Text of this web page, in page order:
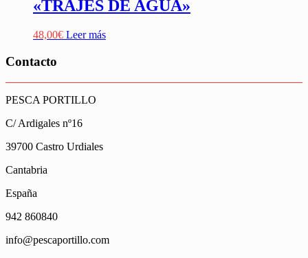
«TRAJES DE AGUA»
48,00€ Leer más
Contacto
PESCA PORTILLO
C/ Ardigales nº16
39700 Castro Urdiales
Cantabria
España
942 860840
info@pescaportillo.com